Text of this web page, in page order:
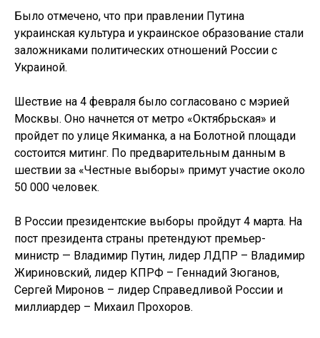
Было отмечено, что при правлении Путина
украинская культура и украинское образование стали
заложниками политических отношений России с
Украиной.
Шествие на 4 февраля было согласовано с мэрией
Москвы. Оно начнется от метро «Октябрьская» и
пройдет по улице Якиманка, а на Болотной площади
состоится митинг. По предварительным данным в
шествии за «Честные выборы» примут участие около
50 000 человек.
В России президентские выборы пройдут 4 марта. На
пост президента страны претендуют премьер-
министр — Владимир Путин, лидер ЛДПР – Владимир
Жириновский, лидер КПРФ – Геннадий Зюганов,
Сергей Миронов – лидер Справедливой России и
миллиардер – Михаил Прохоров.